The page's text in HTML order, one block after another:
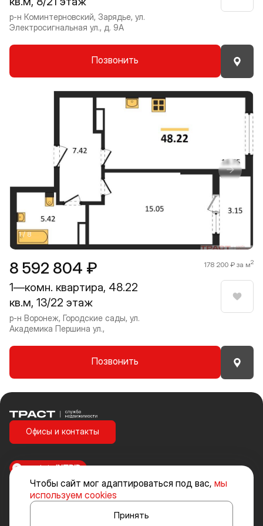
р-н Коминтерновский, Зарядье, ул.
Электросигнальная ул., д. 9А
Позвонить
8 592 804 ₽ 178 200 ₽ за м2
1—комн. квартира, 48.22
кв.м, 13/22 этаж
р-н Воронеж, Городские сады, ул.
Академика Першина ул.,
Позвонить
1 / 8
Прокрутить влево
Чтобы сайт мог адаптироваться под вас, мы
используем cookies
Принять
Траст | Служба недвижимости
Офисы и контакты
Стоимость объектов недвижимости и иных товаров и услуг, не
включенных в «Прайс-лист» носит исключительно информационный
характер и ни при каких условиях не является публичной офертой,
определяемой положениями ст. 437 ч. 2 Гражданского кодекса
made inINTRID